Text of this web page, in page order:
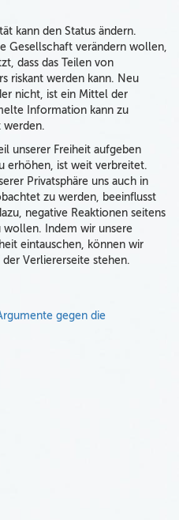
kann den Status ändern.
Gesellschaft verändern wollen,
dass das Teilen von
riskant werden kann. Neu
nicht, ist ein Mittel der
Information kann zu
werden.
unserer Freiheit aufgeben
erhöhen, ist weit verbreitet.
Privatsphäre uns auch in
zu werden, beeinflusst
negative Reaktionen seitens
wollen. Indem wir unsere
eintauschen, können wir
Verliererseite stehen.
gegen die